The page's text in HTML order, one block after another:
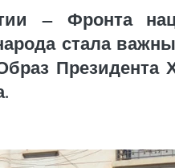
— Фронта
стала